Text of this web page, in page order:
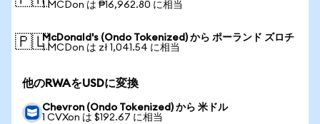
1 MCDon は ₱16,962.80 に相当
🇵🇱McDonald's (Ondo Tokenized) から ポーランド ズロチ
1 MCDon は zł 1,041.54 に相当
他のRWAをUSDに変換
Chevron (Ondo Tokenized) から 米ドル
1 CVXon は $192.67 に相当